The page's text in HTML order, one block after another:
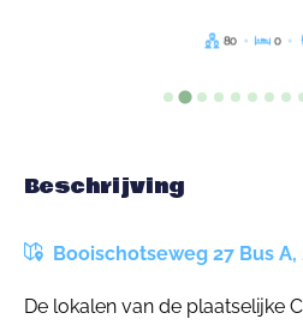
80 0
Beschrijving
Booischotseweg 27 Bus
De lokalen van de plaatselijke